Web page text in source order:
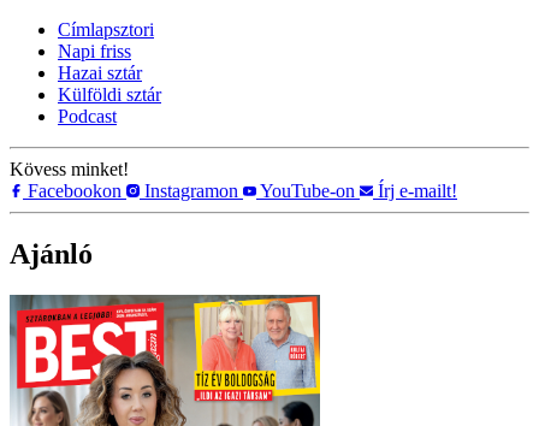
Címlapsztori
Napi friss
Hazai sztár
Külföldi sztár
Podcast
Kövess minket!
Facebookon
Instagramon YouTube-on Írj e-mailt!
Ajánló